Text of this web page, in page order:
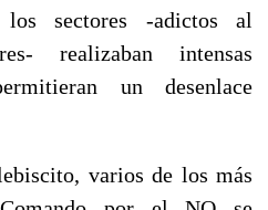
los sectores -adictos al
realizaban intensas
un desenlace
varios de los más